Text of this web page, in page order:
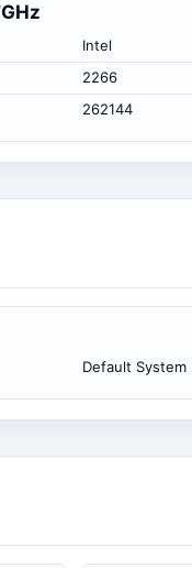
Intel
2266
262144
Default System